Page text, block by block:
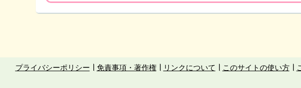
プライバシーポリシー 免責事項・著作権 リンクについて このサイトの使い方